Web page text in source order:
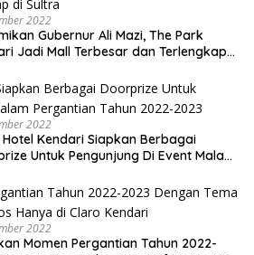
2022
Gubernur Ali Mazi, The Park
Jadi Mall Terbesar dan Terlengkap
2022
Kendari Siapkan Berbagai
Untuk Pengunjung Di Event Malam
2022
Momen Pergantian Tahun 2022-